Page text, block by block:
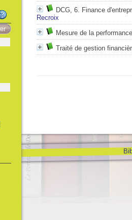
DCG, 6. Finance
Recroix
Mesure de la
Traité de gestion